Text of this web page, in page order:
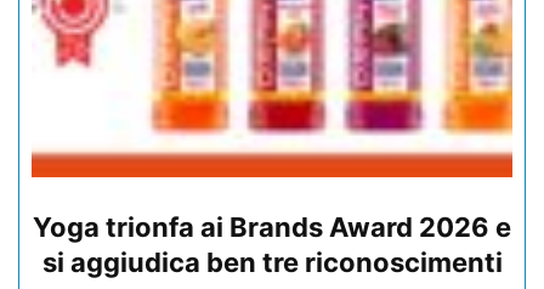
Yoga trionfa ai Brands Award 2026 e
si aggiudica ben tre riconoscimenti